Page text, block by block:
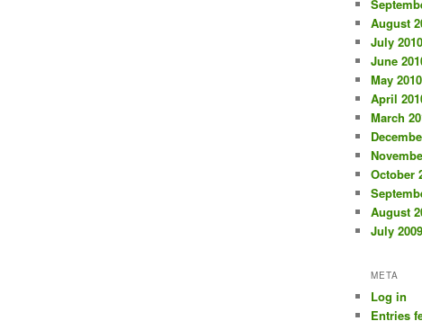
August
July 2010
June
May 2010
April
March
October
August
July 2009
META
Log in
Entries